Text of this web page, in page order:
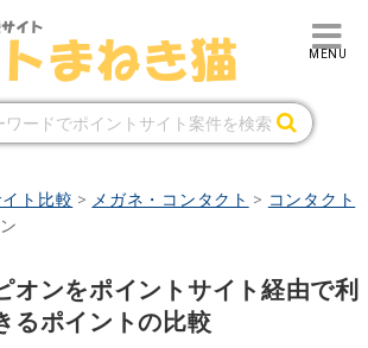
ト比較 > メガネ・コンタクト > コンタクト
オンをポイントサイト経由で利
るポイントの比較